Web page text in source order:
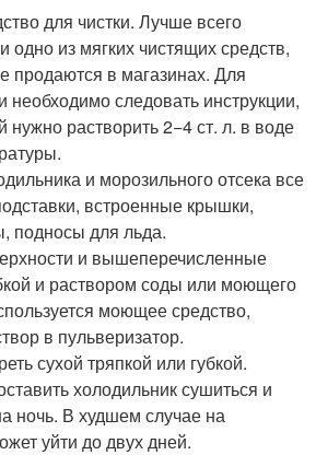
для чистки. Лучше всего
одно из мягких чистящих средств,
продаются в магазинах. Для
необходимо следовать инструкции,
нужно растворить 2−4 ст. л. в воде
и морозильного отсека все
встроенные крышки,
подносы для льда.
и вышеперечисленные
и раствором соды или моющего
моющее средство,
в пульверизатор.
сухой тряпкой или губкой.
холодильник сушиться и
ночь. В худшем случае на
уйти до двух дней.